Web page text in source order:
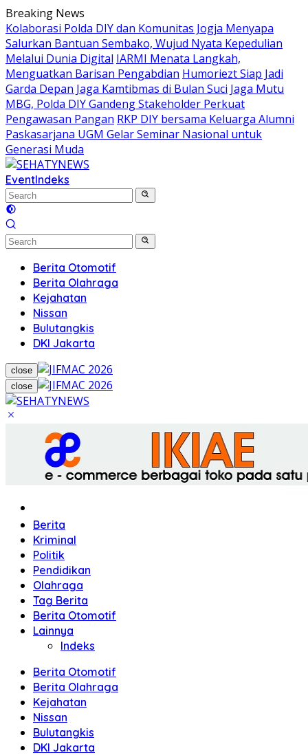
Skip
to
content
Breaking News
Kolaborasi Polda DIY dan Komunitas Jogja Menyapa
Salurkan Bantuan Sembako, Wujud Nyata Kepedulian
Melalui Dunia Digital IARMI Menata Langkah,
Menguatkan Barisan Pengabdian Humoriezt Siap Jadi
Garda Depan Jaga Kamtibmas di Bulan Suci Jaga Mutu
MBG, Polda DIY Gandeng Stakeholder Perkuat
Pengawasan Pangan RKP DIY bersama Keluarga Alumni
Paskasarjana UGM Gelar Seminar Nasional untuk
Generasi Muda
EventIndeks
Berita Otomotif
Berita Olahraga
Kejahatan
Nissan
Bulutangkis
DKI Jakarta
close
close
Berita
Kriminal
Politik
Pendidikan
Olahraga
Tag Berita
Berita Otomotif
Lainnya
Indeks
Berita Otomotif
Berita Olahraga
Kejahatan
Nissan
Bulutangkis
DKI Jakarta